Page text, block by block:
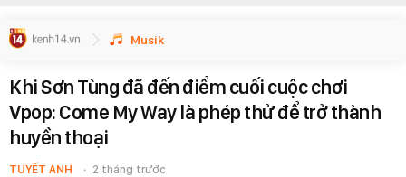
Musik
Khi Sơn Tùng đã đến điểm cuối cuộc chơi
Vpop: Come My Way là phép thử để trở thành
huyền thoại
TUYẾT ANH 2 tháng trước